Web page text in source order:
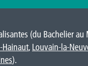
(du Bachelier
Hainaut, Louvain-la-
).